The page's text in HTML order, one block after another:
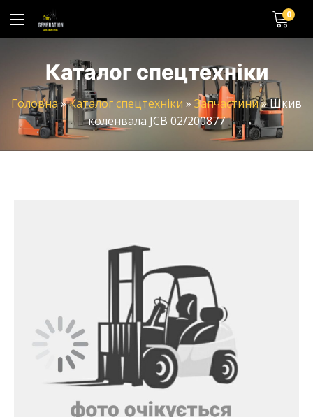
0
Каталог спецтехніки
Головна»Каталог спецтехніки » Запчастини»Шкив
коленвала JCB 02/200877